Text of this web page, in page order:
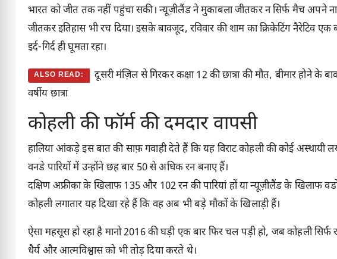
भारत को जीत तक नहीं पहुंचा सकी। न्यूज़ीलैंड ने मुकाबला जीतकर न सिर्फ मैच अपने
जीतकर इतिहास भी रच दिया। इसके बावजूद, रविवार की शाम का क्रिकेटिंग नैरेटिव
इर्द-गिर्द ही घूमता रहा।
ALSO READ:
दूसरी मंज़िल से गिरकर कक्षा 12 की छात्रा की मौत, बीमार होने के
वर्षीय छात्रा
कोहली की फॉर्म की दमदार वापसी
हालिया आंकड़े इस बात की साफ़ गवाही देते हैं कि यह विराट कोहली की कोई अस्थायी
वनडे पारियों में उन्होंने छह बार 50 से अधिक रन बनाए हैं।
दक्षिण अफ्रीका के खिलाफ 135 और 102 रन की पारियां हों या न्यूज़ीलैंड के खिलाफ
कोहली लगातार यह दिखा रहे हैं कि वह अब भी बड़े मौकों के खिलाड़ी हैं।
ऐसा महसूस हो रहा है मानो 2016 की घड़ी एक बार फिर चल पड़ी हो, जब कोहली सिर्फ
धैर्य और आत्मविश्वास को भी तोड़ दिया करते थे।